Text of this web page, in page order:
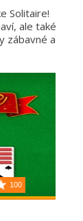
Solitaire!
ale také
zábavné a
100